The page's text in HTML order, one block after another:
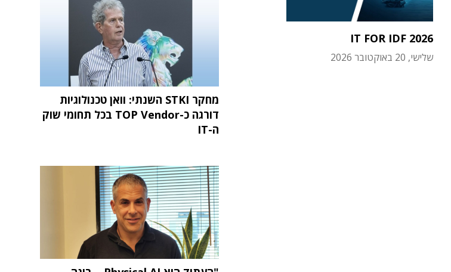
IT FOR IDF 2026
שלישי, 20 באוקטובר 2026
מחקר STKI השנתי: וואן טכנולוגיות
דורגה כ-TOP Vendor בכל תחומי שוק
ה-IT